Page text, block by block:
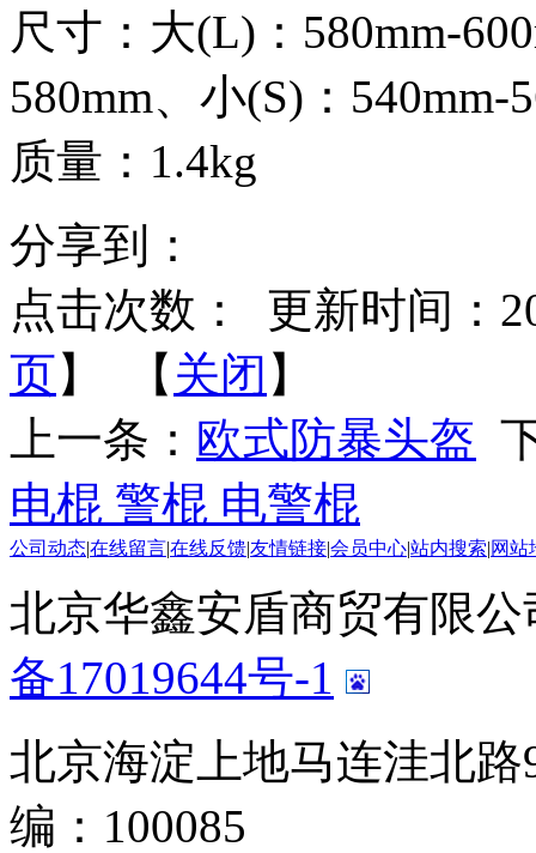
尺寸：大(L)：580mm-
580mm、小(S)：540mm-
质量：1.4kg
分享到：
点击次数：
更新时间：
页】 【 关闭 】
上一条： 欧式防暴头盔
电棍 警棍 电警棍
公司动态|在线留言|在线反馈|友情链接|会员中心|站内搜索|网站
北京华鑫安盾商贸有限
备17019644号-1
北京海淀上地马连洼北
编：100085